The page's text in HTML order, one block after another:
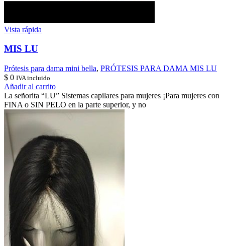
Vista rápida
MIS LU
Prótesis para dama mini bella, PRÓTESIS PARA DAMA MIS LU
$ 0 IVA incluido
Añadir al carrito
La señorita “LU” Sistemas capilares para mujeres ¡Para mujeres con
FINA o SIN PELO en la parte superior, y no